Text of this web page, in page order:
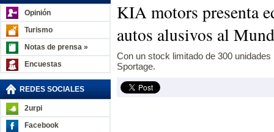
Opinión
Turismo
Notas de prensa »
Encuestas
REDES SOCIALES
2urpi
Facebook
KIA motors presenta
autos alusivos al
Con un stock limitado de 300
Sportage.